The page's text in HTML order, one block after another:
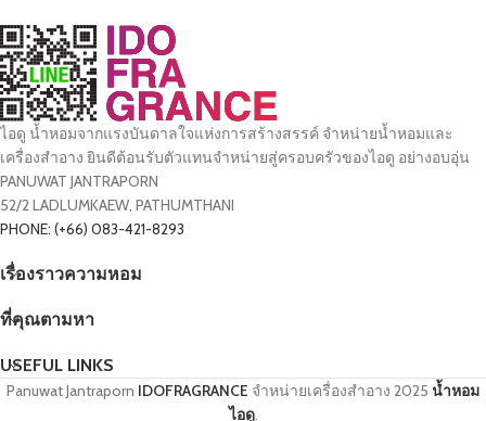
ไอดู น้ำหอมจากแรงบันดาลใจแห่งการสร้างสรรค์ จำหน่ายน้ำหอมและ
เครื่องสำอาง ยินดีต้อนรับตัวแทนจำหน่ายสู่ครอบครัวของไอดู อย่างอบอุ่น
PANUWAT JANTRAPORN
52/2 LADLUMKAEW, PATHUMTHANI
PHONE: (+66) 083-421-8293
เรื่องราวความหอม
ที่คุณตามหา
USEFUL LINKS
Panuwat Jantraporn IDOFRAGRANCE จำหน่ายเครื่องสำอาง 2025 น้ำหอม
ไอดู.